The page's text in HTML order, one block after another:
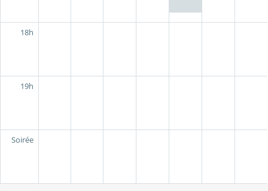
18h
19h
Soirée